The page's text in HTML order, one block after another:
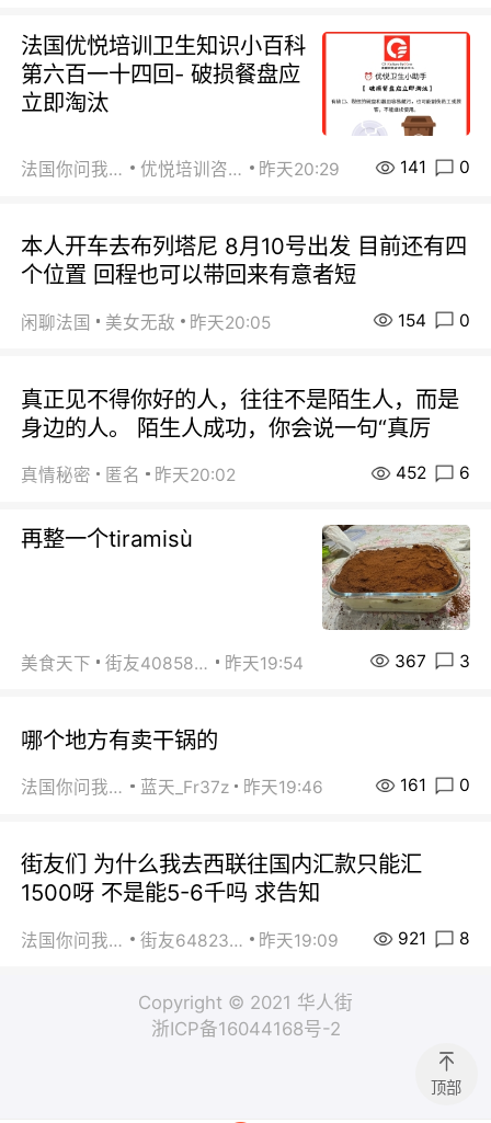
法国优悦培训卫生知识小百科
第六百一十四回- 破损餐盘应
立即淘汰
法国你问我答 优悦培训咨询 昨天20:29 141 0
本人开车去布列塔尼 8月10号出发 目前还有四
个位置 回程也可以带回来有意者短
闲聊法国 美女无敌 昨天20:05 154 0
真正见不得你好的人，往往不是陌生人，而是
身边的人。 陌生人成功，你会说一句“真厉
真情秘密 匿名 昨天20:02 452 6
再整一个tiramisù
美食天下 街友40858442 昨天19:54 367 3
哪个地方有卖干锅的
法国你问我答 蓝天_Fr37z 昨天19:46 161 0
街友们 为什么我去西联往国内汇款只能汇
1500呀 不是能5-6千吗 求告知
法国你问我答 街友64823891 昨天19:09 921 8
Copyright © 2021 华人街
浙ICP备16044168号-2
顶部